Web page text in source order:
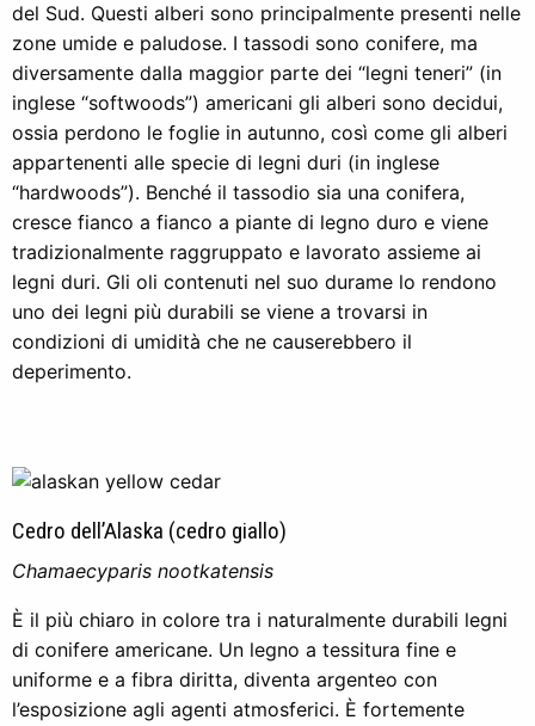
del Sud. Questi alberi sono principalmente presenti nelle
zone umide e paludose. I tassodi sono conifere, ma
diversamente dalla maggior parte dei “legni teneri” (in
inglese “softwoods”) americani gli alberi sono decidui,
ossia perdono le foglie in autunno, così come gli alberi
appartenenti alle specie di legni duri (in inglese
“hardwoods”). Benché il tassodio sia una conifera,
cresce fianco a fianco a piante di legno duro e viene
tradizionalmente raggruppato e lavorato assieme ai
legni duri. Gli oli contenuti nel suo durame lo rendono
uno dei legni più durabili se viene a trovarsi in
condizioni di umidità che ne causerebbero il
deperimento.
Cedro dell’Alaska (cedro giallo)
Chamaecyparis nootkatensis
È il più chiaro in colore tra i naturalmente durabili legni
di conifere americane. Un legno a tessitura fine e
uniforme e a fibra diritta, diventa argenteo con
l’esposizione agli agenti atmosferici. È fortemente